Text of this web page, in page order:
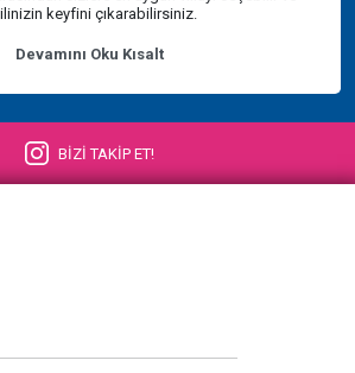
keyfini çıkarabilirsiniz.
Devamını Oku Kısalt
BİZİ TAKİP ET!